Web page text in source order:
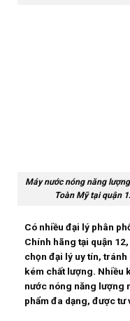
Máy nước nóng năng
Toàn Mỹ tại quận
Có nhiều đại lý phân
Chính hãng tại quận
chọn đại lý uy tín,
kém chất lượng. Nhiều
nước nóng năng lượng
phẩm đa dạng, được tư